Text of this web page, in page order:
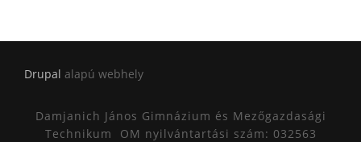
Drupal alapú webhely
Damjanich János Gimnázium és Mezőgazdasági
Technikum
OM nyilvántartási szám: 032563